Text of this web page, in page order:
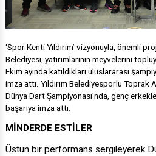
‘Spor Kenti Yıldırım’ vizyonuyla, önemli
Belediyesi, yatırımlarının meyvelerini
Ekim ayında katıldıkları uluslararası
imza attı. Yıldırım Belediyesporlu Toprak
Dünya Dart Şampiyonası’nda, genç
başarıya imza attı.
MİNDERDE ESTİLER
Üstün bir performans sergileyerek